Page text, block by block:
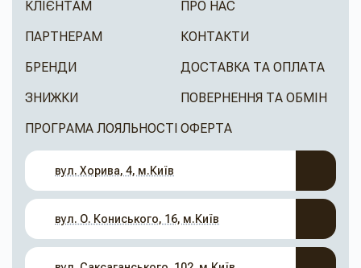
КЛІЄНТАМ
ПАРТНЕРАМ
БРЕНДИ
ЗНИЖКИ
ПРОГРАМА ЛОЯЛЬНОСТІ
ПРО НАС
КОНТАКТИ
ДОСТАВКА ТА ОПЛАТА
ПОВЕРНЕННЯ ТА ОБМІН
ОФЕРТА
вул. Хорива, 4, м.Київ
вул. О. Кониського, 16, м.Київ